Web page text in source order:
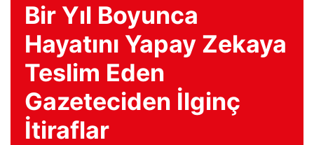
Bir Yıl Boyunca
Hayatını Yapay Zekaya
Teslim Eden
Gazeteciden İlginç
İtiraflar